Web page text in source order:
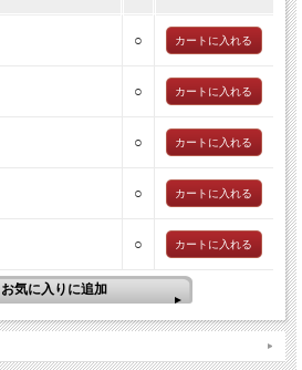
○
○
○
○
○